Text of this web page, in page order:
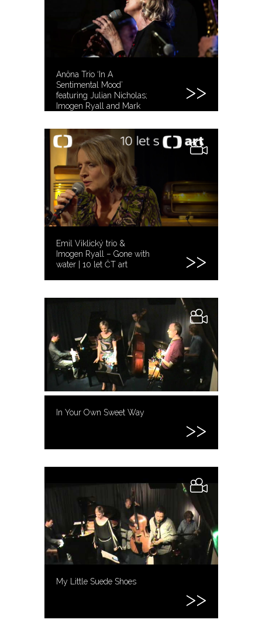
Anöna Trio ‘In A
Sentimental Mood’
featuring Julian Nicholas;
Imogen Ryall and Mark
Emil Viklický trio &
Imogen Ryall – Gone with
water | 10 let ČT art
In Your Own Sweet Way
My Little Suede Shoes